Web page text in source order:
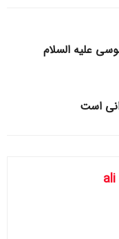
حج و زیارت به
مراقبت کنند؛
از طرف عربستان
لازم به
یابد.
علیه السلام
است
ali